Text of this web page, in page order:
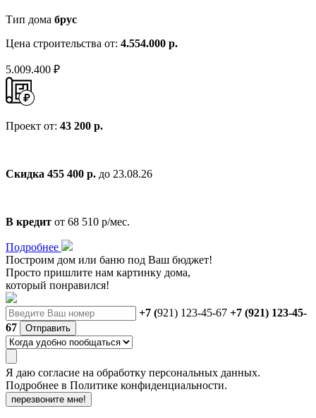
Тип дома брус
Цена строительства от: 4.554.000 р.
5.009.400 ₽
Проект от: 43 200 р.
Скидка 455 400 р. до 23.08.26
В кредит от 68 510 р/мес.
Подробнее
Построим дом или баню под Ваш бюджет!
Просто пришлите нам картинку дома,
который понравился!
+7 (921) 123-45-67 +7 (921) 123-45-
67
Отправить
Я даю согласие на обработку персональных данных.
Подробнее в Политике конфиденциальности.
перезвоните мне!